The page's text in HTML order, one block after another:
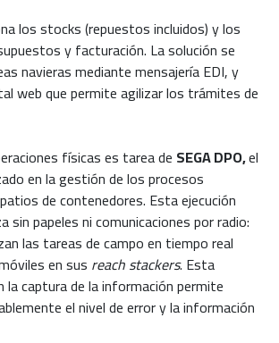
los stocks (repuestos incluidos) y los
y facturación. La solución se
navieras mediante mensajería EDI, y
web que permite agilizar los trámites de
físicas es tarea de SEGA DPO,el
en la gestión de los procesos
de contenedores. Esta ejecución
sin papeles ni comunicaciones por radio:
las tareas de campo en tiempo real
en sus reach stackers. Esta
captura de la información permite
el nivel de error y la información